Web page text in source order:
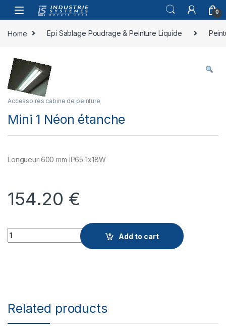
Skip to navigation
Skip to content
0
Home Epi Sablage Poudrage & Peinture Liquide
Accessoires cabine de peinture
Mini 1 Néon étanche
Longueur 600 mm IP65 1x18W
154.20 €
Quantity
Add to cart
Related products